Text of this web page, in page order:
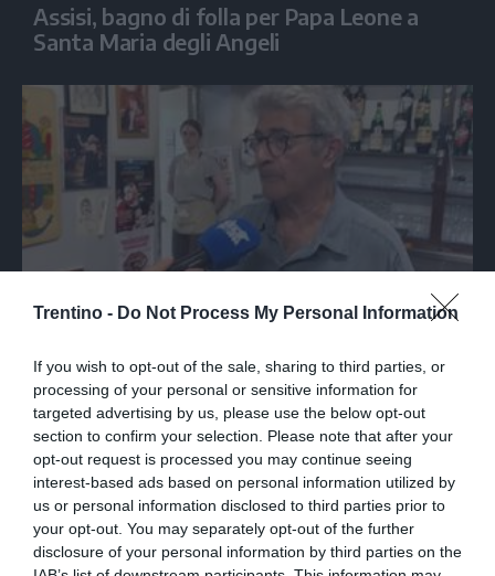
Trentino - Do Not Process My Personal Information
If you wish to opt-out of the sale, sharing to third parties, or
processing of your personal or sensitive information for
targeted advertising by us, please use the below opt-out
section to confirm your selection. Please note that after your
opt-out request is processed you may continue seeing
interest-based ads based on personal information utilized by
us or personal information disclosed to third parties prior to
your opt-out. You may separately opt-out of the further
disclosure of your personal information by third parties on the
Assisi, bagno di folla per Papa Leone a
Santa Maria degli Angeli
Nella trattoria bolognese dove Guccini
tirava tardi: «Qua viveva di notte»